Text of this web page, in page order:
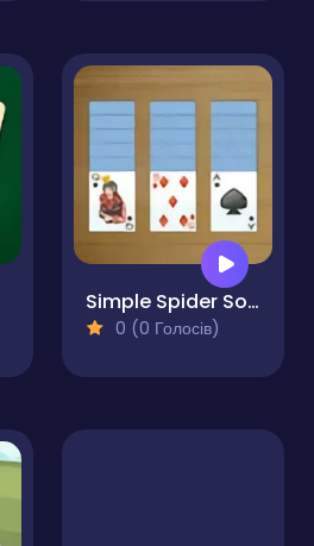
Simple Spider Solitaire
0 (0 Голосів)